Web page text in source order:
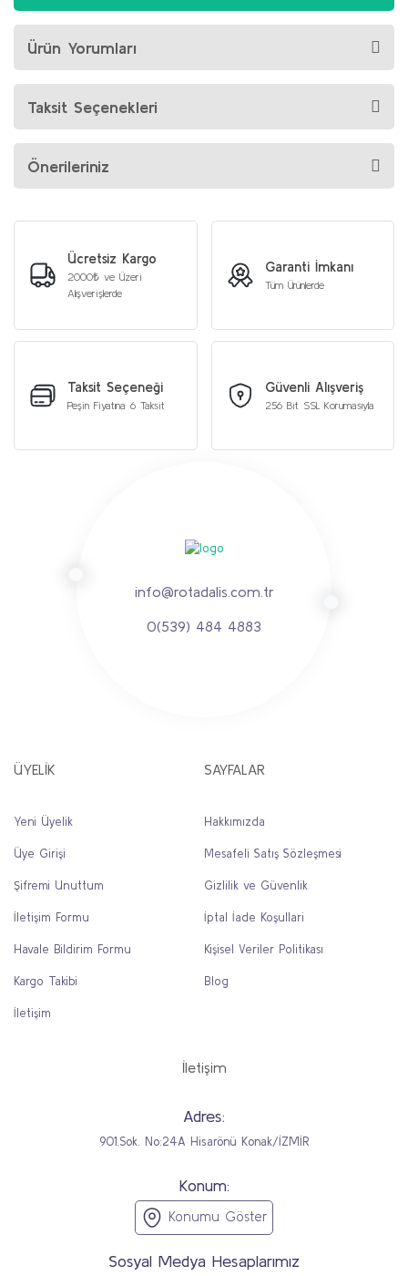
Ürün Yorumları
Taksit Seçenekleri
Önerileriniz
Ücretsiz Kargo
2000₺ ve Üzeri
Alışverişlerde
Garanti İmkanı
Tüm Ürünlerde
Taksit Seçeneği
Peşin Fiyatına 6 Taksit
Güvenli Alışveriş
256 Bit SSL Korumasıyla
info@rotadalis.com.tr
0(539) 484 4883
ÜYELİK
Yeni Üyelik
Üye Girişi
Şifremi Unuttum
İletişim Formu
Havale Bildirim Formu
Kargo Takibi
İletişim
SAYFALAR
Hakkımızda
Mesafeli Satış Sözleşmesi
Gizlilik ve Güvenlik
İptal İade Koşullari
Kişisel Veriler Politikası
Blog
İletişim
Adres:
901.Sok. No:24A Hisarönü Konak/İZMİR
Konum:
Konumu Göster
Sosyal Medya Hesaplarımız